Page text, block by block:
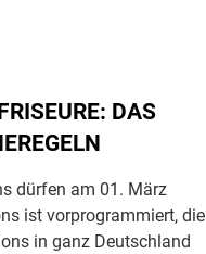
DAS
dürfen am 01. März
ist vorprogrammiert, die
in ganz Deutschland